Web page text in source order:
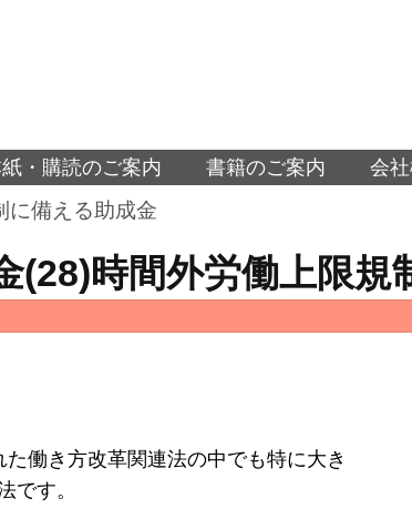
紙・購読のご案内 書籍のご案内 会
に備える助成金
(28)時間外労働上限規
働き方改革関連法の中でも特に大き
です。